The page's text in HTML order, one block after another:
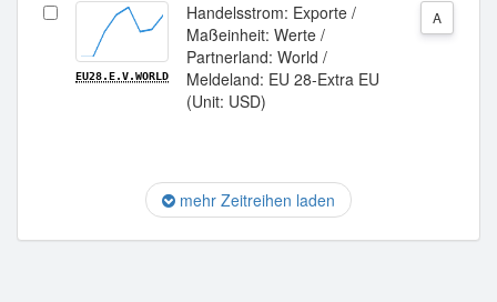
EU28.E.V.WORLD
Handelsstrom: Exporte /
Maßeinheit: Werte /
Partnerland: World /
Meldeland: EU 28-Extra EU
(Unit: USD)
A
mehr Zeitreihen laden